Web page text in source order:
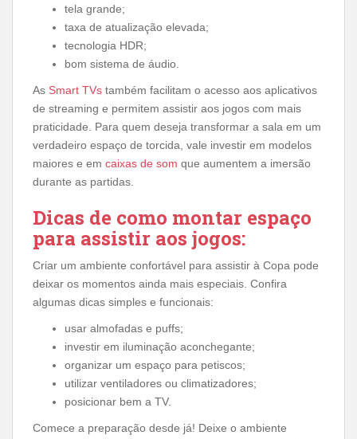
tela grande;
taxa de atualização elevada;
tecnologia HDR;
bom sistema de áudio.
As Smart TVs também facilitam o acesso aos aplicativos
de streaming e permitem assistir aos jogos com mais
praticidade. Para quem deseja transformar a sala em um
verdadeiro espaço de torcida, vale investir em modelos
maiores e em caixas de som que aumentem a imersão
durante as partidas.
Dicas de como montar espaço
para assistir aos jogos:
Criar um ambiente confortável para assistir à Copa pode
deixar os momentos ainda mais especiais. Confira
algumas dicas simples e funcionais:
usar almofadas e puffs;
investir em iluminação aconchegante;
organizar um espaço para petiscos;
utilizar ventiladores ou climatizadores;
posicionar bem a TV.
Comece a preparação desde já! Deixe o ambiente